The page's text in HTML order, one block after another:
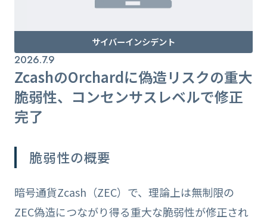
サイバーインシデント
2026.7.9
ZcashのOrchardに偽造リスクの重大
脆弱性、コンセンサスレベルで修正
完了
脆弱性の概要
暗号通貨Zcash（ZEC）で、理論上は無制限の
ZEC偽造につながり得る重大な脆弱性が修正され